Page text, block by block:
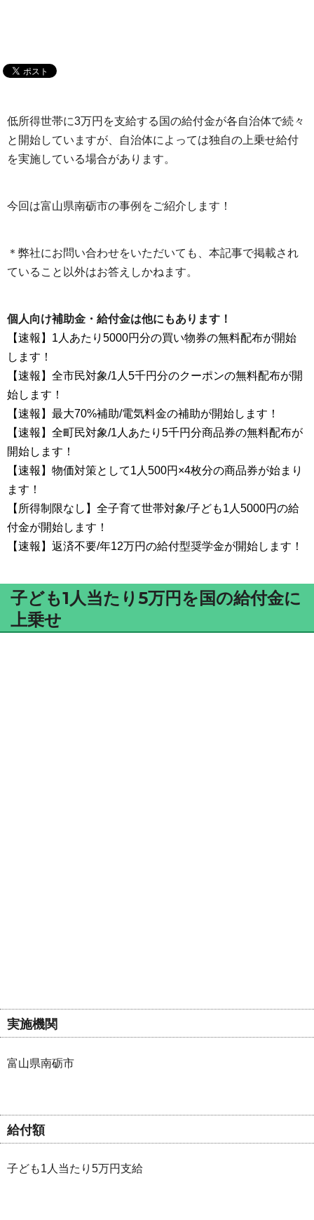
低所得世帯に3万円を支給する国の給付金が各自治体で続々
と開始していますが、自治体によっては独自の上乗せ給付
を実施している場合があります。
今回は富山県南砺市の事例をご紹介します！
＊弊社にお問い合わせをいただいても、本記事で掲載され
ていること以外はお答えしかねます。
個人向け補助金・給付金は他にもあります！
【速報】1人あたり5000円分の買い物券の無料配布が開始
します！
【速報】全市民対象/1人5千円分のクーポンの無料配布が開
始します！
【速報】最大70%補助/電気料金の補助が開始します！
【速報】全町民対象/1人あたり5千円分商品券の無料配布が
開始します！
【速報】物価対策として1人500円×4枚分の商品券が始まり
ます！
【所得制限なし】全子育て世帯対象/子ども1人5000円の給
付金が開始します！
【速報】返済不要/年12万円の給付型奨学金が開始します！
子ども1人当たり5万円を国の給付金に
上乗せ
実施機関
富山県南砺市
給付額
子ども1人当たり5万円支給